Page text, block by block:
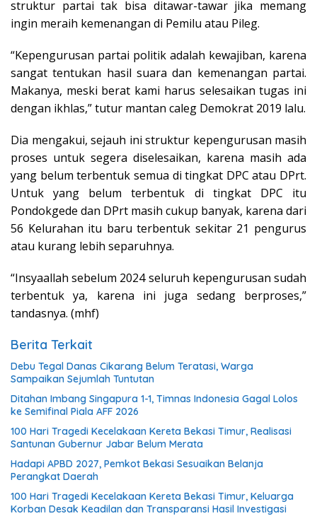
struktur partai tak bisa ditawar-tawar jika memang
ingin meraih kemenangan di Pemilu atau Pileg.
“Kepengurusan partai politik adalah kewajiban, karena
sangat tentukan hasil suara dan kemenangan partai.
Makanya, meski berat kami harus selesaikan tugas ini
dengan ikhlas,” tutur mantan caleg Demokrat 2019 lalu.
Dia mengakui, sejauh ini struktur kepengurusan masih
proses untuk segera diselesaikan, karena masih ada
yang belum terbentuk semua di tingkat DPC atau DPrt.
Untuk yang belum terbentuk di tingkat DPC itu
Pondokgede dan DPrt masih cukup banyak, karena dari
56 Kelurahan itu baru terbentuk sekitar 21 pengurus
atau kurang lebih separuhnya.
“Insyaallah sebelum 2024 seluruh kepengurusan sudah
terbentuk ya, karena ini juga sedang berproses,”
tandasnya. (mhf)
Berita Terkait
Debu Tegal Danas Cikarang Belum Teratasi, Warga
Sampaikan Sejumlah Tuntutan
Ditahan Imbang Singapura 1-1, Timnas Indonesia Gagal Lolos
ke Semifinal Piala AFF 2026
100 Hari Tragedi Kecelakaan Kereta Bekasi Timur, Realisasi
Santunan Gubernur Jabar Belum Merata
Hadapi APBD 2027, Pemkot Bekasi Sesuaikan Belanja
Perangkat Daerah
100 Hari Tragedi Kecelakaan Kereta Bekasi Timur, Keluarga
Korban Desak Keadilan dan Transparansi Hasil Investigasi